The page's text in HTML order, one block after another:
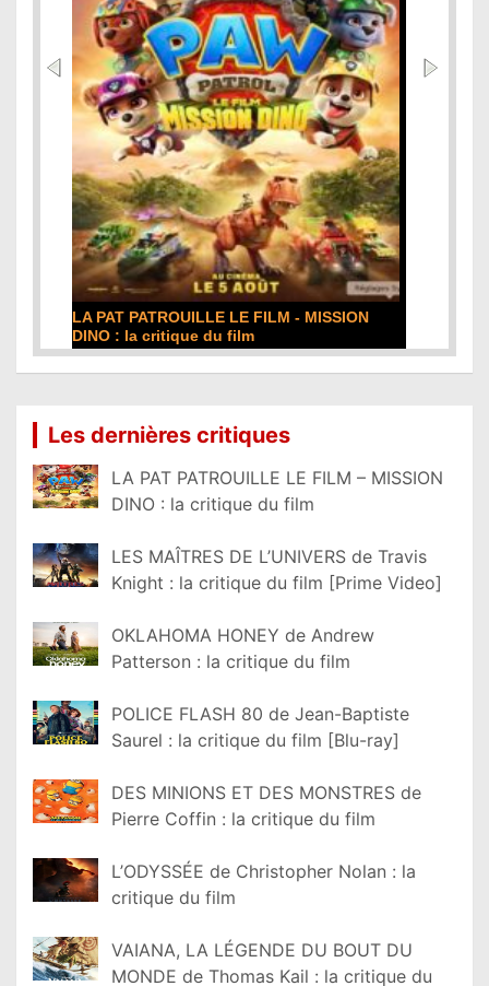
LA PAT PATROUILLE LE FILM - MISSION
DINO : la critique du film
Les dernières critiques
LA PAT PATROUILLE LE FILM – MISSION
DINO : la critique du film
LES MAÎTRES DE L’UNIVERS de Travis
Knight : la critique du film [Prime Video]
OKLAHOMA HONEY de Andrew
Patterson : la critique du film
POLICE FLASH 80 de Jean-Baptiste
Saurel : la critique du film [Blu-ray]
DES MINIONS ET DES MONSTRES de
Pierre Coffin : la critique du film
L’ODYSSÉE de Christopher Nolan : la
critique du film
VAIANA, LA LÉGENDE DU BOUT DU
MONDE de Thomas Kail : la critique du